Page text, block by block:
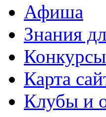
Афиша
Знания
Конкурсы
Карта
Клубы и